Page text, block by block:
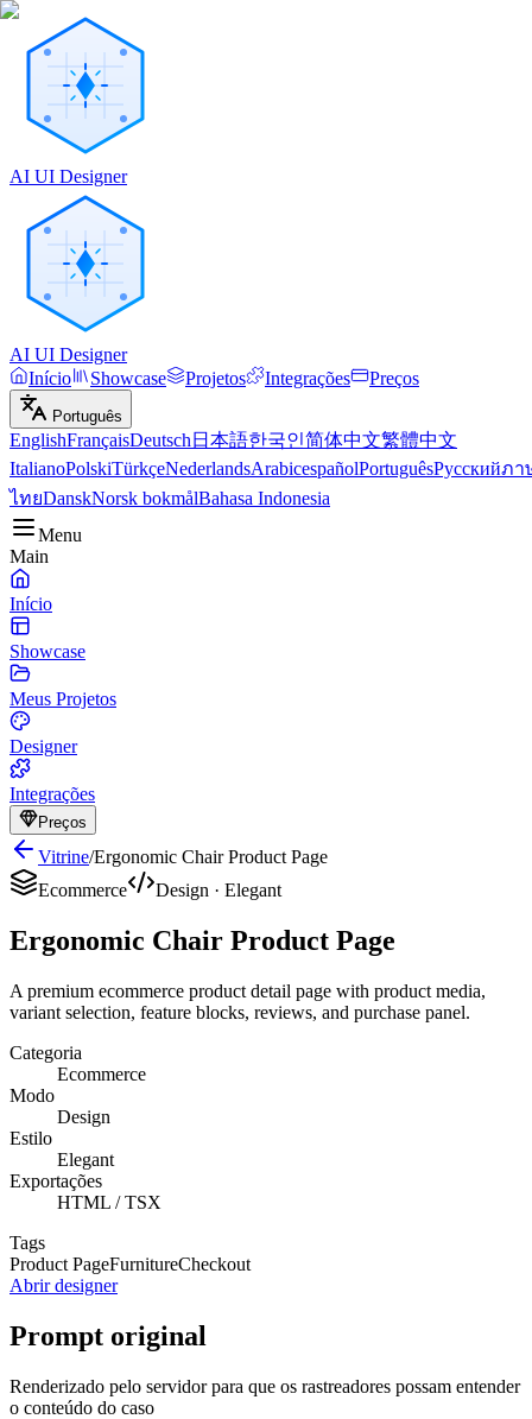
AI UI Designer
AI UI Designer
Início
Showcase Projetos Integrações Preços
Português
EnglishFrançaisDeutsch 日本語한국인简体中文繁體中文
ItalianoPolskiTürkçeNederlandsArabicespañolPortuguêsРусскийภา
ไทยDanskNorsk bokmålBahasa Indonesia
Menu
Main
Início
Showcase
Meus Projetos
Designer
Integrações
Preços
Vitrine/Ergonomic Chair Product Page
Ecommerce
Design · Elegant
Ergonomic Chair Product Page
A premium ecommerce product detail page with product media,
variant selection, feature blocks, reviews, and purchase panel.
Categoria
Ecommerce
Modo
Design
Estilo
Elegant
Exportações
HTML / TSX
Tags
Product PageFurnitureCheckout
Abrir designer
Prompt original
Renderizado pelo servidor para que os rastreadores possam entender
o conteúdo do caso